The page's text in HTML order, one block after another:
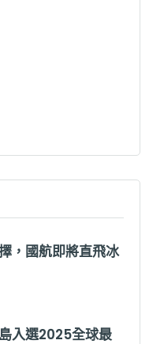
，國航即將直飛冰
入選2025全球最